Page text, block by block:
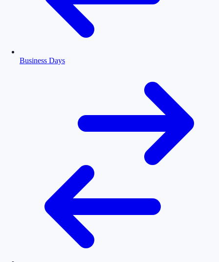
Business Days